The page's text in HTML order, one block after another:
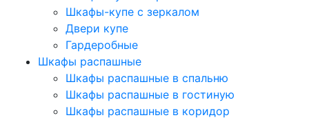
Шкафы-купе с зеркалом
Двери купе
Гардеробные
Шкафы распашные
Шкафы распашные в спальню
Шкафы распашные в гостиную
Шкафы распашные в коридор